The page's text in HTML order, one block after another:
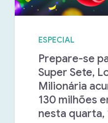
ESPECIAL
Prepare-se
Super Sete,
Milionária
130 milhões
nesta quarta,